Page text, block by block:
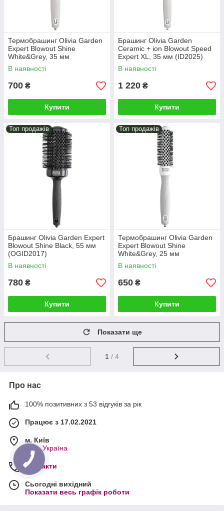
Термобрашинг Оlivia Garden
Expert Blowout Shine
White&Grey, 35 мм
(OGID2004)
В наявності
700 ₴
Купити
Брашинг Olivia Garden
Ceramic + ion Blowout Speed
Expert XL, 35 мм (ID2025)
В наявності
1 220 ₴
Купити
Топ продажів
Брашинг Olivia Garden Expert
Blowout Shine Black, 55 мм
(OGID2017)
В наявності
780 ₴
Купити
Топ продажів
Термобрашинг Оlivia Garden
Expert Blowout Shine
White&Grey, 25 мм
(OGID2003)
В наявності
650 ₴
Купити
Показати ще
1 / 4
Про нас
100% позитивних з 53 відгуків за рік
Працює з 17.02.2021
м. Київ
Київ, Україна
Контакти
Сьогодні вихідний
Показати весь графік роботи